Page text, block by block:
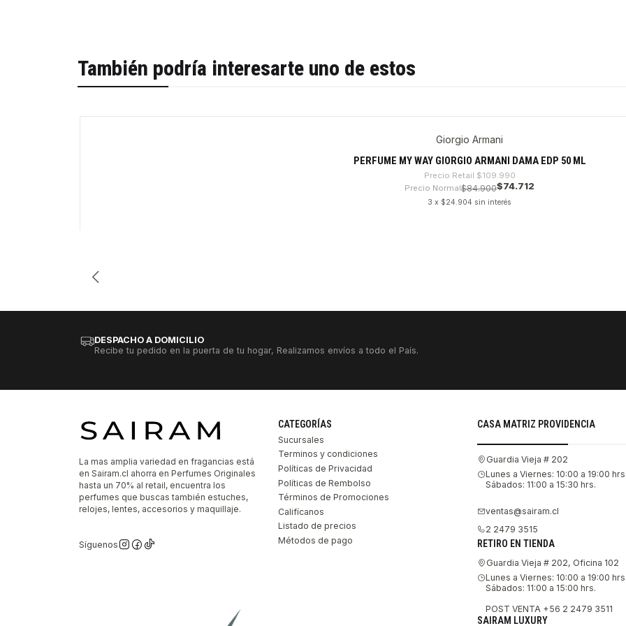
También podría interesarte uno de estos
Giorgio Armani
PERFUME MY WAY GIORGIO ARMANI DAMA EDP 50 ML
Precio Retail $109.990
Precio Normal$84.900$74.712
3 x $24.904 sin interés
DESPACHO A DOMICILIO
Recibe tu pedido en la puerta de tu hogar, Realizamos envíos a todo el País.
La mas amplia variedad en fragancias está
en Sairam.cl ahorra en Perfumes Originales
hasta un 70% al retail, encuentra los
perfumes que buscas también estuches,
relojes, lentes, accesorios y maquillaje.
Síguenos
CATEGORÍAS
Sucursales
Terminos y condiciones
Políticas de Privacidad
Políticas de Rembolso
Términos de Promociones
Califícanos
Listado de precios
Métodos de pago
CASA MATRIZ PROVIDENCIA
Guardia Vieja # 202
Lunes a Viernes: 10:00 a 19:00 hrs.
Sábados: 11:00 a 15:30 hrs.
ventas@sairam.cl
2 2479 3515
RETIRO EN TIENDA
Guardia Vieja # 202, Oficina 102
Lunes a Viernes: 10:00 a 19:00 hrs.
Sábados: 11:00 a 15:00 hrs.
POST VENTA +56 2 2479 3511
SAIRAM LUXURY